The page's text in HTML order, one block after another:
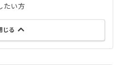
たい方
じる